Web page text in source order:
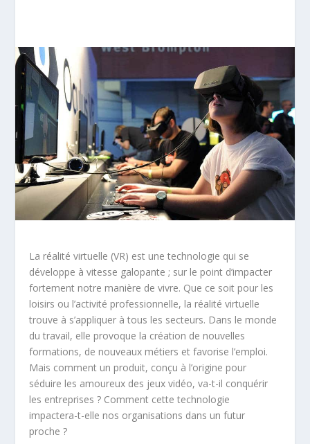
La réalité virtuelle (VR) est une technologie qui se
développe à vitesse galopante ; sur le point d’impacter
fortement notre manière de vivre. Que ce soit pour les
loisirs ou l’activité professionnelle, la réalité virtuelle
trouve à s’appliquer à tous les secteurs. Dans le monde
du travail, elle provoque la création de nouvelles
formations, de nouveaux métiers et favorise l’emploi.
Mais comment un produit, conçu à l’origine pour
séduire les amoureux des jeux vidéo, va-t-il conquérir
les entreprises ? Comment cette technologie
impactera-t-elle nos organisations dans un futur
proche ?